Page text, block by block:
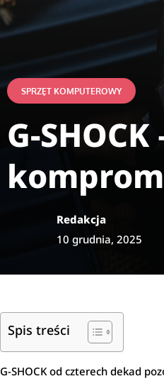
SPRZĘT KOMPUTEROWY
G-
Redakcja
10 grudnia, 2025
Spis treści
G-SHOCK od czterech dekad